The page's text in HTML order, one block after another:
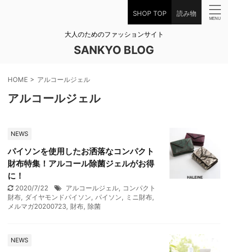
SHOP TOP 読み物
大人のためのファッションサイト
SANKYO BLOG
HOME > アルコールジェル
アルコールジェル
NEWS
パイソンを使用したお洒落なコンパクト
財布特集！アルコール除菌ジェルがお得
に！
2020/7/22 アルコールジェル, コンパクト
財布, ダイヤモンドパイソン, パイソン, ミニ財布,
メルマガ20200723, 財布, 除菌
NEWS